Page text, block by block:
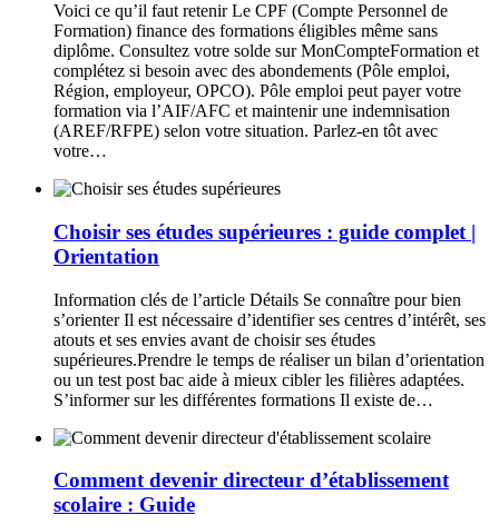
Voici ce qu’il faut retenir Le CPF (Compte Personnel de
Formation) finance des formations éligibles même sans
diplôme. Consultez votre solde sur MonCompteFormation et
complétez si besoin avec des abondements (Pôle emploi,
Région, employeur, OPCO). Pôle emploi peut payer votre
formation via l’AIF/AFC et maintenir une indemnisation
(AREF/RFPE) selon votre situation. Parlez-en tôt avec
votre…
Choisir ses études supérieures : guide complet |
Orientation
Information clés de l’article Détails Se connaître pour bien
s’orienter Il est nécessaire d’identifier ses centres d’intérêt, ses
atouts et ses envies avant de choisir ses études
supérieures.Prendre le temps de réaliser un bilan d’orientation
ou un test post bac aide à mieux cibler les filières adaptées.
S’informer sur les différentes formations Il existe de…
Comment devenir directeur d’établissement
scolaire : Guide